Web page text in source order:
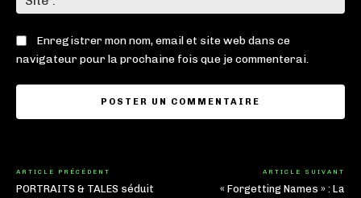
:
Enregistrer mon nom, email et site web dans ce
navigateur pour la prochaine fois que je commenterai.
ARTICLE PRÉCÉDENT
PORTRAITS & TALES séduit
ARTICLE SUIVANT
« Forgetting Names » : La